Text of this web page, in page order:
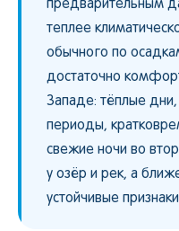
предварительным
теплее
обычного по
достаточно
Западе: тёплые
периоды,
свежие ночи во
у озёр и рек, а
устойчивые